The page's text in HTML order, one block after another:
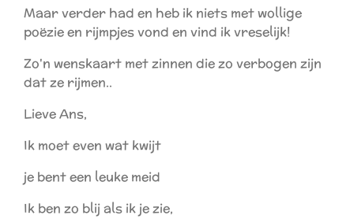
Maar verder had en heb ik niets met wollige
poëzie en rijmpjes vond en vind ik vreselijk!
Zo'n wenskaart met zinnen die zo verbogen zijn
dat ze rijmen..
Lieve Ans,
Ik moet even wat kwijt
je bent een leuke meid
Ik ben zo blij als ik je zie,